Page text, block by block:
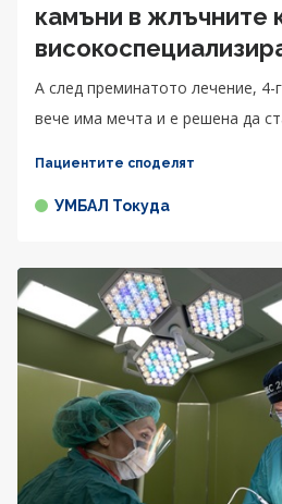
камъни в жлъчните
А след преминатото лечение,
вече има мечта и е решена да
Пациентите споделят
УМБАЛ Токуда